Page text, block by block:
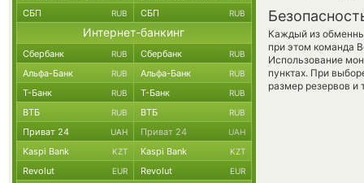
Каждый из
при этом команда
Использование
пунктах. При
размер резервов и
СБП RUB СБП RUB
Интернет-банкинг
Сбербанк RUB Сбербанк RUB
Альфа-Банк RUB Альфа-Банк RUB
Т-Банк RUB Т-Банк RUB
ВТБ RUB ВТБ RUB
Приват 24 UAH Приват 24 UAH
Kaspi Bank KZT Kaspi Bank KZT
Revolut EUR Revolut EUR